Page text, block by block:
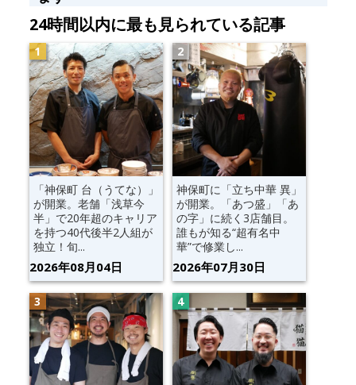
24時間以内に最も見られている記事
「神保町 台（うてな）」
が開業。老舗「浅草今
半」で20年超のキャリア
を持つ40代後半2人組が
独立！旬...
2026年08月04日
神保町に「立ち中華 異」
が開業。「あつ盛」「あ
の字」に続く3店舗目。
誰もが知る“超有名中
華”で修業し...
2026年07月30日